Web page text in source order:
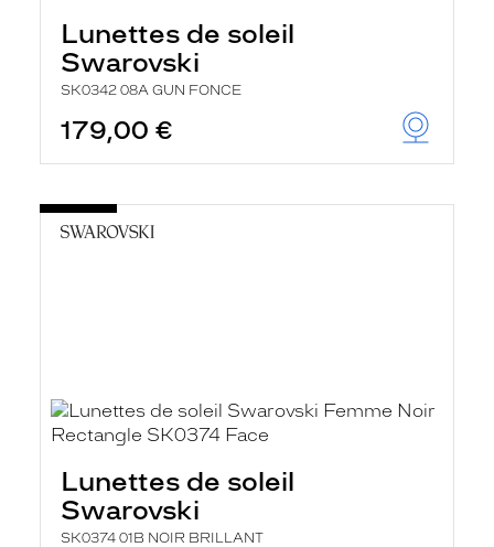
Lunettes de soleil
Swarovski
SK0342 08A GUN FONCE
179,00 €
Lunettes de soleil
Swarovski
SK0374 01B NOIR BRILLANT